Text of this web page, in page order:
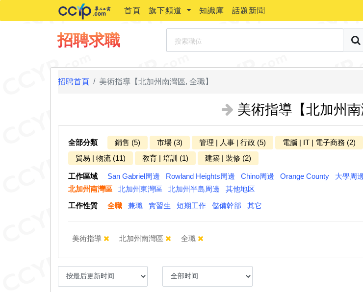
首頁 旗下頻道 知識庫 話題新聞
招聘求職
招聘首頁 美術指導【北加州南灣區, 全職】
美術指導【北加州南
全部分類 銷售 (5) 市場 (3) 管理 | 人事 | 行政 (5) 電腦 | IT | 電子商務 (2)
貿易 | 物流 (11)
教育 | 培訓 (1) 建築 | 裝修 (2)
工作區域 San Gabriel周邊 Rowland Heights周邊 Chino周邊 Orange County 大學周
北加州南灣區
北加州東灣區 北加州半島周邊
其他地区
工作性質
全職 兼職 實習生 短期工作 儲備幹部 其它
美術指導 北加州南灣區 全職